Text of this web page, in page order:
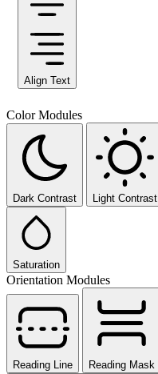
Align Text
Color Modules
Dark Contrast Light Contrast
Saturation
Orientation Modules
Reading Line
Reading Mask